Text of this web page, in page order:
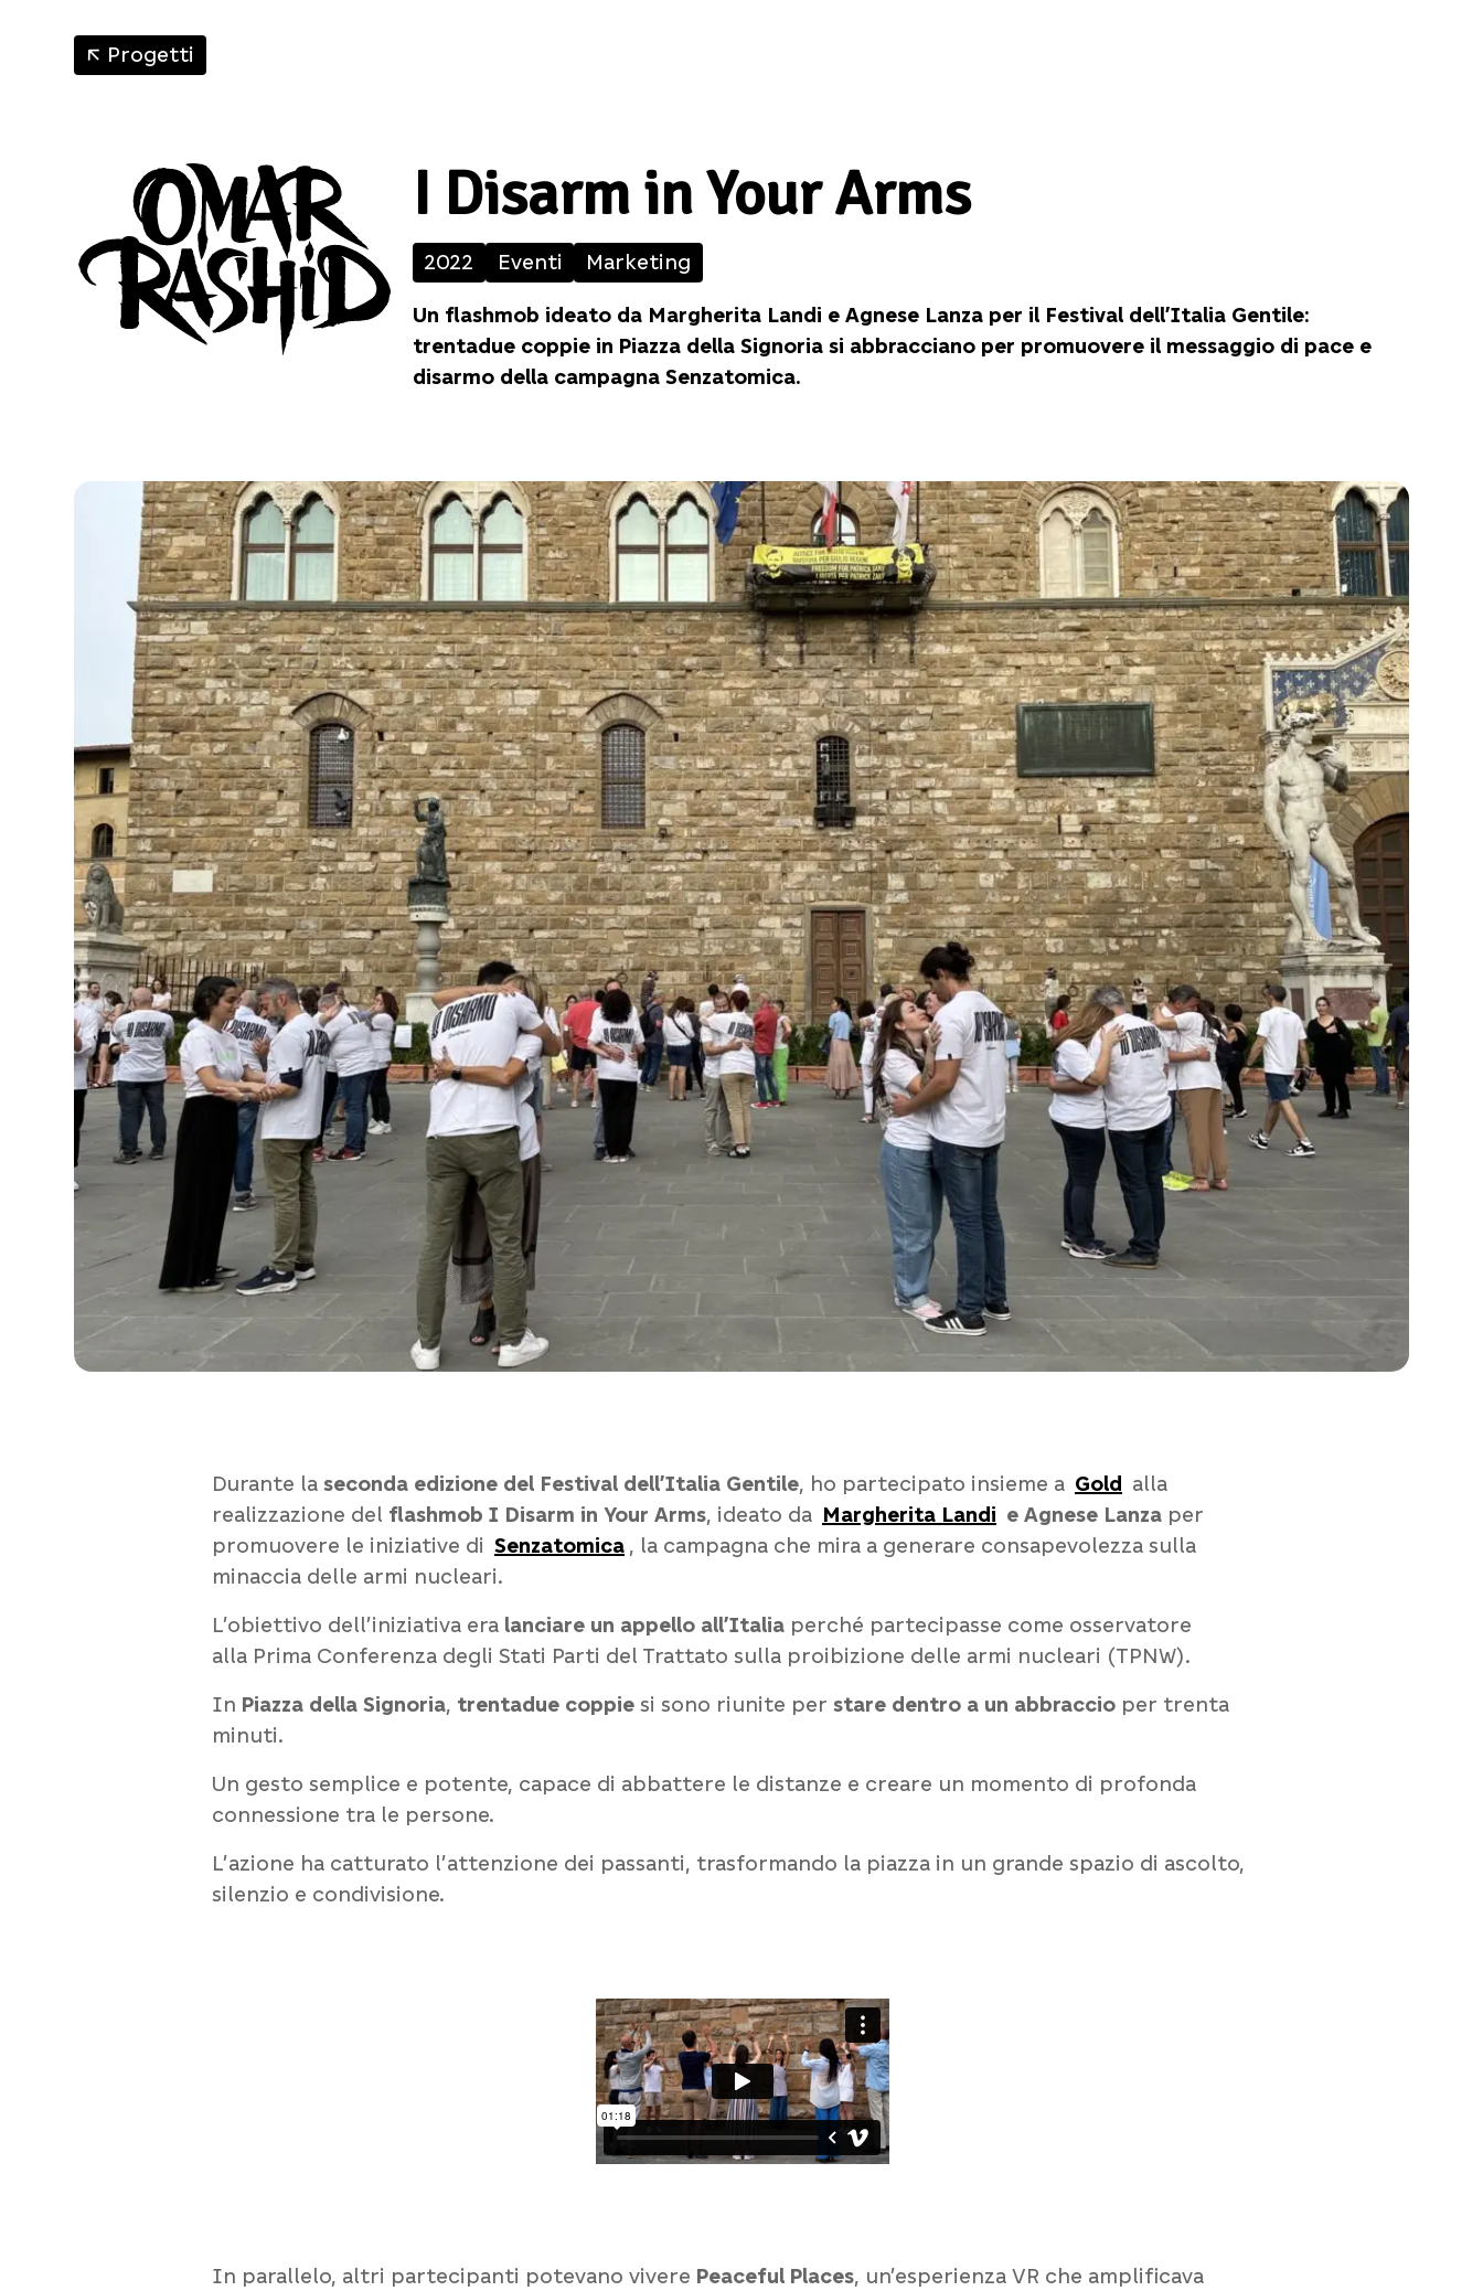
↑ Progetti
I Disarm in Your Arms
2022 Eventi Marketing
Un flashmob ideato da Margherita Landi e Agnese Lanza per il Festival dell’Italia Gentile:
trentadue coppie in Piazza della Signoria si abbracciano per promuovere il messaggio di pace e
disarmo della campagna Senzatomica.
Durante la seconda edizione del Festival dell’Italia Gentile, ho partecipato insieme a Gold alla
realizzazione del flashmob I Disarm in Your Arms, ideato da Margherita Landi e Agnese Lanza per
promuovere le iniziative di Senzatomica , la campagna che mira a generare consapevolezza sulla
minaccia delle armi nucleari.
L’obiettivo dell’iniziativa era lanciare un appello all’Italia perché partecipasse come osservatore
alla Prima Conferenza degli Stati Parti del Trattato sulla proibizione delle armi nucleari (TPNW).
In Piazza della Signoria, trentadue coppie si sono riunite per stare dentro a un abbraccio per trenta
minuti.
Un gesto semplice e potente, capace di abbattere le distanze e creare un momento di profonda
connessione tra le persone.
L’azione ha catturato l’attenzione dei passanti, trasformando la piazza in un grande spazio di ascolto,
silenzio e condivisione.
In parallelo, altri partecipanti potevano vivere Peaceful Places, un’esperienza VR che amplificava